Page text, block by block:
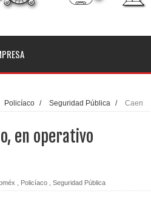
Policíaco / Seguridad Pública /
Caen
en operativo
Policíaco Seguridad Pública